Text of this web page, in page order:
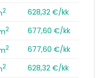
2
628,32 €/kk
2
677,60 €/kk
2
677,60 €/kk
2
628,32 €/kk